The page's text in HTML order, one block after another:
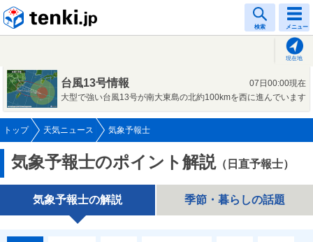
検索 メニュー
現在地
台風13号情報
07日00:00現在
大型で強い台風13号が南大東島の北約100kmを西に進んでいます
トップ 天気ニュース 気象予報士
気象予報士のポイント解説（日直予報士）
気象予報士の解説 季節・暮らしの話題